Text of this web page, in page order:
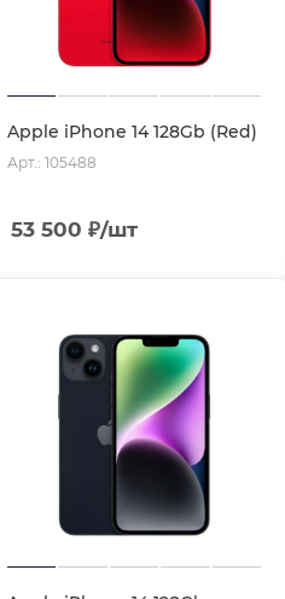
Apple iPhone 14 128Gb (Red)
Арт.: 105488
53 500 ₽/шт